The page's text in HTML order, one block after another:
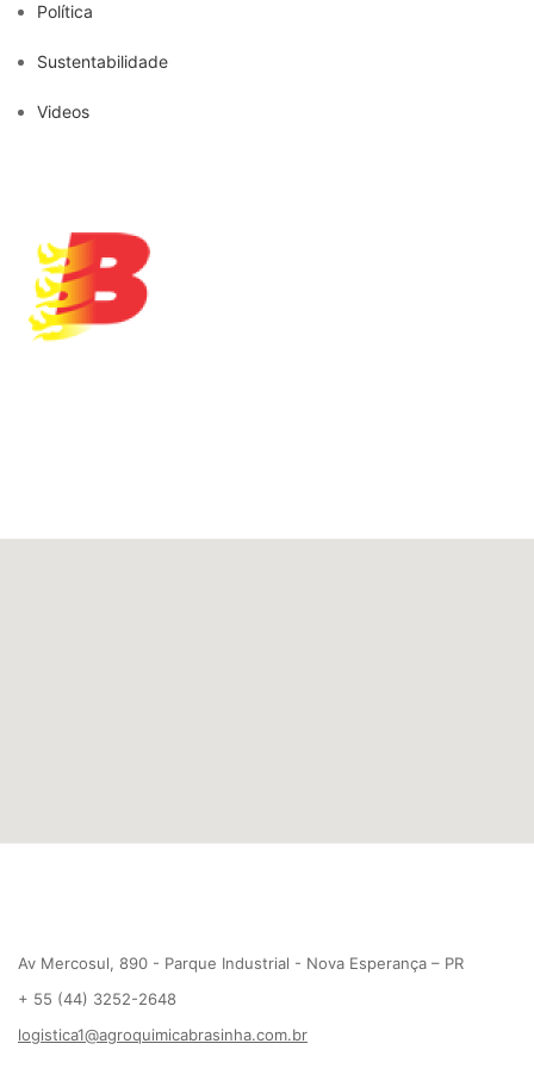
Política
Sustentabilidade
Videos
Av Mercosul, 890 - Parque Industrial - Nova Esperança – PR
+ 55 (44) 3252-2648
logistica1@agroquimicabrasinha.com.br